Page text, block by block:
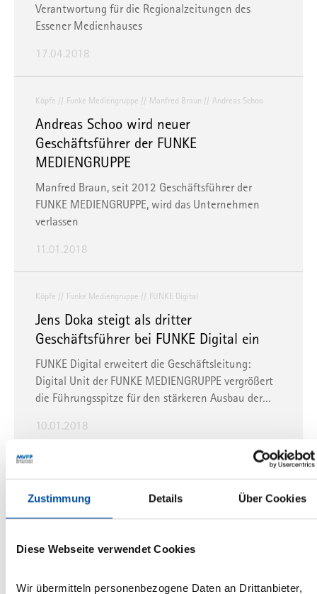
Zustimmung Details Über Cookies
Diese Webseite verwendet Cookies
Wir übermitteln personenbezogene Daten an Drittanbieter,
Verantwortung für die Regionalzeitungen des
Essener Medienhauses
17.04.2018
Köpfe Funke Mediengruppe Manfred Braun Andreas Schoo
Andreas Schoo wird neuer
Geschäftsführer der FUNKE
MEDIENGRUPPE
Manfred Braun, seit 2012 Geschäftsführer der
FUNKE MEDIENGRUPPE, wird das Unternehmen
verlassen
11.01.2018
Köpfe Funke Mediengruppe FUNKE Digital
Jens Doka steigt als dritter
Geschäftsführer bei FUNKE Digital ein
FUNKE Digital erweitert die Geschäftsleitung:
Digital Unit der FUNKE MEDIENGRUPPE vergrößert
die Führungsspitze für den stärkeren Ausbau der…
10.01.2018
Generationswechsel im Aufsichtsrat der
Funke Mediengruppe
ebenfalls Generationswechsel ein -